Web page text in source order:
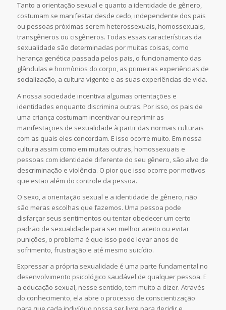
Tanto a orientação sexual e quanto a identidade de gênero,
costumam se manifestar desde cedo, independente dos pais
ou pessoas próximas serem heterossexuais, homossexuais,
transgêneros ou cisgêneros. Todas essas características da
sexualidade são determinadas por muitas coisas, como
herança genética passada pelos pais, o funcionamento das
glândulas e hormônios do corpo, as primeiras experiências de
socialização, a cultura vigente e as suas experiências de vida.
A nossa sociedade incentiva algumas orientações e
identidades enquanto discrimina outras. Por isso, os pais de
uma criança costumam incentivar ou reprimir as
manifestações de sexualidade à partir das normais culturais
com as quais eles concordam. E isso ocorre muito. Em nossa
cultura assim como em muitas outras, homossexuais e
pessoas com identidade diferente do seu gênero, são alvo de
descriminação e violência. O pior que isso ocorre por motivos
que estão além do controle da pessoa.
O sexo, a orientação sexual e a identidade de gênero, não
são meras escolhas que fazemos. Uma pessoa pode
disfarçar seus sentimentos ou tentar obedecer um certo
padrão de sexualidade para ser melhor aceito ou evitar
punições, o problema é que isso pode levar anos de
sofrimento, frustração e até mesmo suicídio.
Expressar a própria sexualidade é uma parte fundamental no
desenvolvimento psicológico saudável de qualquer pessoa. E
a educação sexual, nesse sentido, tem muito a dizer. Através
do conhecimento, ela abre o processo de conscientização